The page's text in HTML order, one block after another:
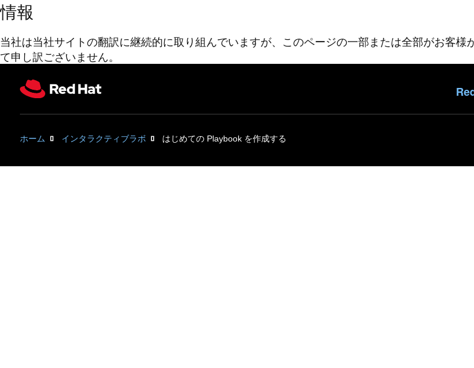
情報
当社は当社サイトの翻訳に継続的に取り組んでいますが、このページの一部または全部がお客
て申し訳ございません。
ホーム インタラクティブラボ はじめての Playbook を作成する